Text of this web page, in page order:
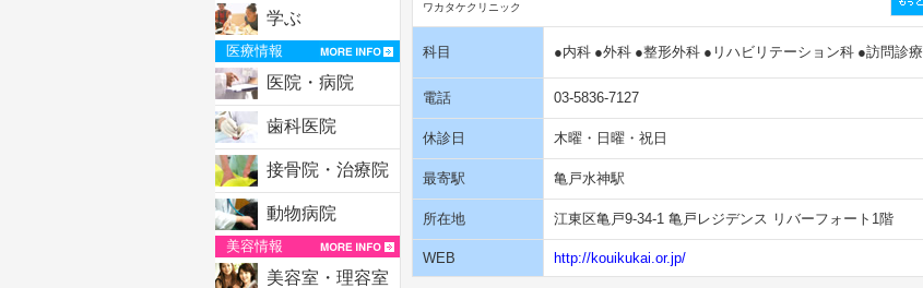
学ぶ
医療情報
医院・病院
歯科医院
接骨院・治療院
動物病院
美容情報
美容室・理容室
ワカタケクリニック
科目 ●内科 ●外科 ●整形外科 ●リハビリテーション科 ●訪問診療
電話 03-5836-7127
休診日 木曜・日曜・祝日
最寄駅 亀戸水神駅
所在地 江東区亀戸9-34-1 亀戸レジデンス リバーフォート1階
WEB http://kouikukai.or.jp/